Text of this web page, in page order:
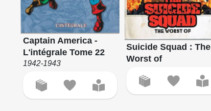
Captain America -
L'intégrale Tome 22
1942-1943
Suicide Squad : The
Worst of